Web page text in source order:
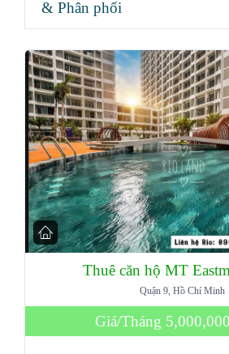
& Phân phối
Thuê căn hộ MT
Quận 9, Hồ Chí Minh
Giá/Tháng